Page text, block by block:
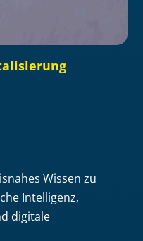
Wissen zu
Intelligenz,
digitale